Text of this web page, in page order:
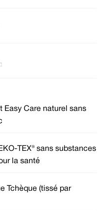
Easy Care naturel sans
TEX® sans substances
la santé
Tchèque (tissé par